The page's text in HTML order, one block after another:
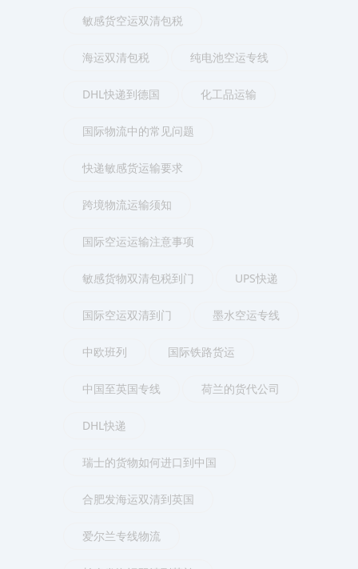
敏感货空运双清包税
海运双清包税 纯电池空运专线
DHL快递到德国 化工品运输
国际物流中的常见问题
快递敏感货运输要求
跨境物流运输须知
国际空运运输注意事项
敏感货物双清包税到门 UPS快递
国际空运双清到门 墨水空运专线
中欧班列 国际铁路货运
中国至英国专线 荷兰的货代公司
DHL快递
瑞士的货物如何进口到中国
合肥发海运双清到英国
爱尔兰专线物流